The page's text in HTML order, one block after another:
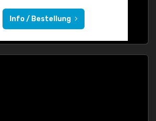
Info / Bestellung